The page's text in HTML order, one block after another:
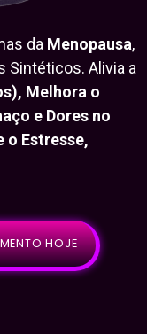
da Menopausa,
Sintéticos. Alivia a
Melhora o
e Dores no
o Estresse,
.
HOJE